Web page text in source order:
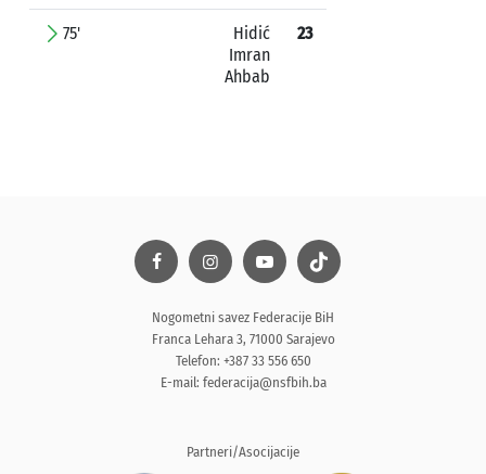
75'
Hidić
Imran
Ahbab
23
Nogometni savez Federacije BiH
Franca Lehara 3, 71000 Sarajevo
Telefon: +387 33 556 650
E-mail: federacija@nsfbih.ba
Partneri/Asocijacije